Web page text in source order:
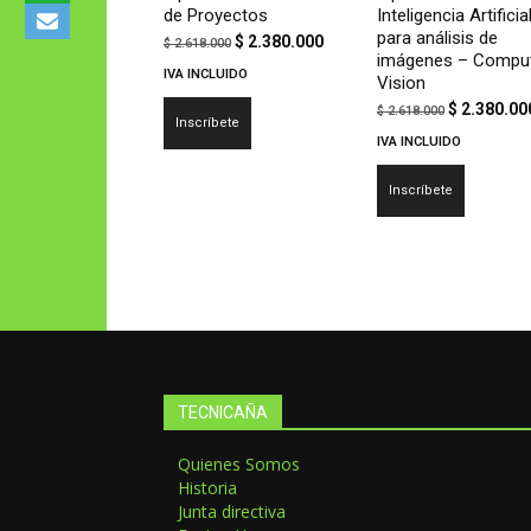
de Proyectos
$2.618.000 El
precio
original
era:
$ 2.618.000.
$ 2.380.000El
IVA INCLUIDO
Inscríbete
Inteligencia Artificial
para análisis de
imágenes –
Vision
$2.618.000 El
precio
original
era:
$ 2.618.000.
$
IVA INCLUIDO
Inscríbete
TECNICAÑA
Quienes Somos
Historia
Junta directiva